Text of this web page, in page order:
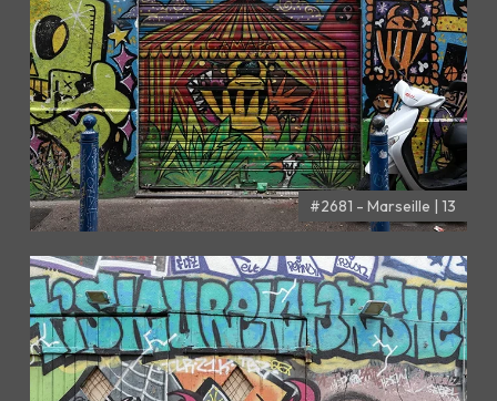
#2681 - Marseille | 13